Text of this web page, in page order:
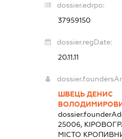
dossier.edrpo:
37959150
dossier.regDate:
20.11.11
ШВЕЦЬ ДЕНИС
25006,
МІСТО